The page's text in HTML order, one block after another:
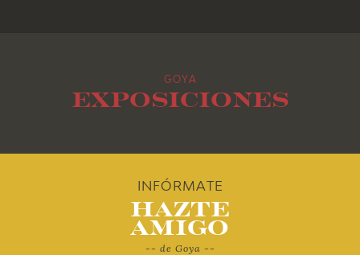
2012
GOYA
Exposiciones
INFÓRMATE
Hazte
Amigo
-- de Goya --